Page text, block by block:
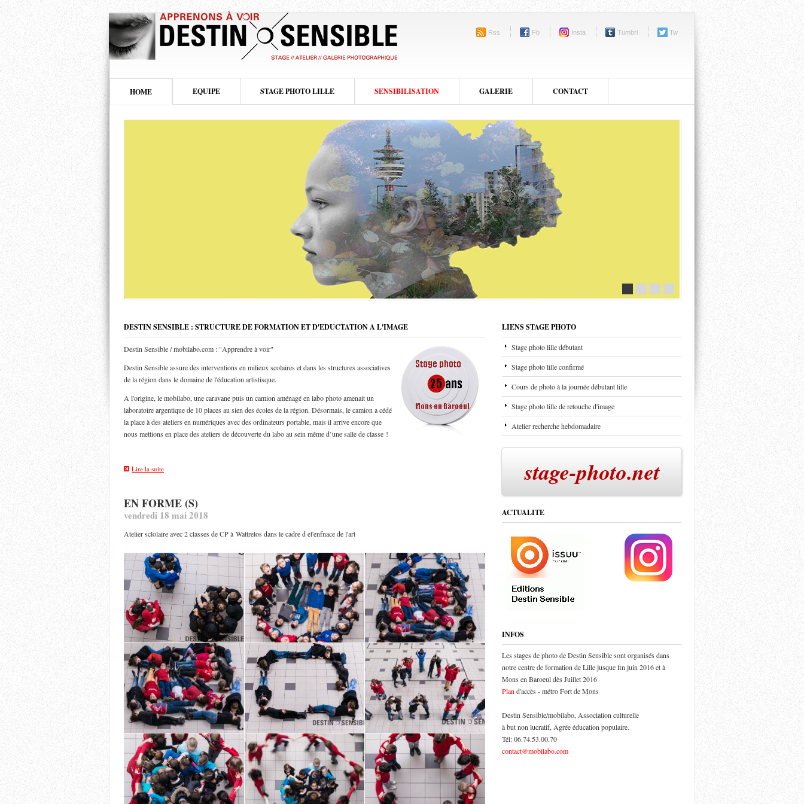
Rss Fb Insta Tumbrl Tw
HOME EQUIPE STAGE PHOTO LILLE SENSIBILISATION GALERIE CONTACT
DESTIN SENSIBLE : STRUCTURE DE FORMATION ET D'EDUCTATION A L'IMAGE
Destin Sensible / mobilabo.com : "Apprendre à voir"
Destin Sensible assure des interventions en milieux scolaires et dans les structures associatives
de la région dans le domaine de l'éducation artistisque.
A l'origine, le mobilabo, une caravane puis un camion aménagé en labo photo amenait un
laboratoire argentique de 10 places au sien des écoles de la région. Désormais, le camion a cédé
la place à des ateliers en numériques avec des ordinateurs portable, mais il arrive encore que
nous mettions en place des ateliers de découverte du labo au sein même d’une salle de classe !
Lire la suite
EN FORME (S)
vendredi 18 mai 2018
Atelier sclolaire avec 2 classes de CP à Wattrelos dans le cadre d el'enfnace de l'art
LIENS STAGE PHOTO
Stage photo lille débutant
Stage photo lille confirmé
Cours de photo à la journée débutant lille
Stage photo lille de retouche d'image
Atelier recherche hebdomadaire
stage-photo.net
ACTUALITE
INFOS
Les stages de photo de Destin Sensible sont organisés dans
notre centre de formation de Lille jusque fin juin 2016 et à
Mons en Baroeul dès Juillet 2016
Plan d'accès - métro Fort de Mons
Destin Sensible/mobilabo, Association culturelle
à but non lucratif, Agrée éducation populaire.
Tél: 06.74.53.00.70
contact@mobilabo.com